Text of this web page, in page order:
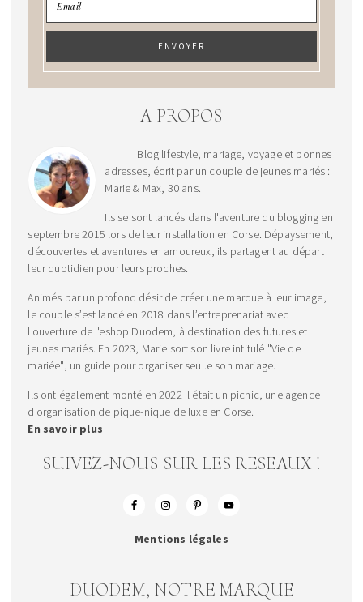
A PROPOS
Blog lifestyle, mariage, voyage et bonnes
adresses, écrit par un couple de jeunes mariés :
Marie & Max, 30 ans.
Ils se sont lancés dans l'aventure du blogging en
septembre 2015 lors de leur installation en Corse. Dépaysement,
découvertes et aventures en amoureux, ils partagent au départ
leur quotidien pour leurs proches.
Animés par un profond désir de créer une marque à leur image,
le couple s’est lancé en 2018 dans l’entreprenariat avec
l'ouverture de l'eshop Duodem, à destination des futures et
jeunes mariés. En 2023, Marie sort son livre intitulé "Vie de
mariée", un guide pour organiser seul.e son mariage.
Ils ont également monté en 2022 Il était un picnic, une agence
d'organisation de pique-nique de luxe en Corse.
En savoir plus
SUIVEZ-NOUS SUR LES RESEAUX !
Mentions légales
DUODEM, NOTRE MARQUE